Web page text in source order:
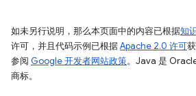
如未另行说明，那么本页面中的内容已根据知
许可，并且代码示例已根据Apache 2.0 许可
参阅 Google 开发者网站政策。Java 是
商标。